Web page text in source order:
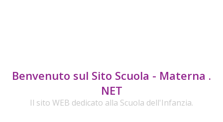
Benvenuto sul Sito Scuola - Materna .
NET
Il sito WEB dedicato alla Scuola dell'Infanzia.